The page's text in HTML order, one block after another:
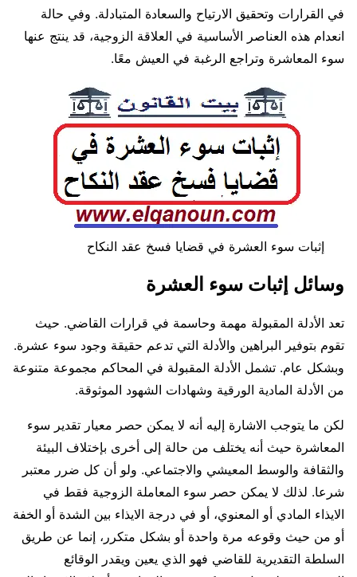
في القرارات وتحقيق الارتياح والسعادة المتبادلة. وفي حالة
انعدام هذه العناصر الأساسية في العلاقة الزوجية، قد ينتج عنها
سوء المعاشرة وتراجع الرغبة في العيش معًا.
إثبات سوء العشرة في قضايا فسخ عقد النكاح
وسائل إثبات سوء العشرة
تعد الأدلة المقبولة مهمة وحاسمة في قرارات القاضي. حيث
تقوم بتوفير البراهين والأدلة التي تدعم حقيقة وجود سوء عشرة.
وبشكل عام. تشمل الأدلة المقبولة في المحاكم مجموعة متنوعة
من الأدلة المادية الورقية وشهادات الشهود الموثوقة.
لكن ما يتوجب الاشارة إليه أنه لا يمكن حصر معيار تقدير سوء
المعاشرة حيث أنه يختلف من حالة إلى أخرى بإختلاف البيئة
والثقافة والوسط المعيشي والاجتماعي. ولو أن كل ضرر معتبر
شرعا. لذلك لا يمكن حصر سوء المعاملة الزوجية فقط في
الايذاء المادي أو المعنوي، أو في درجة الايذاء بين الشدة أو الخفة
أو من حيث وقوعه مرة واحدة أو بشكل متكرر، إنما عن طريق
السلطة التقديرية للقاضي فهو الذي يعين ويقدر الوقائع